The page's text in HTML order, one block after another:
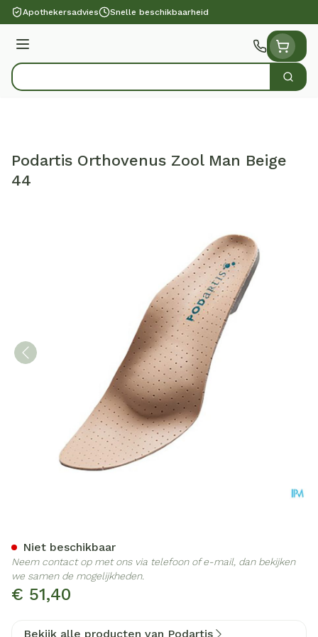
Ga naar de inhoud
Apothekersadvies Snelle beschikbaarheid
Menu
Product, merk, categorie... Zoek
Podartis Orthovenus Zool Man Beige
44
€ 51,40
Niet beschikbaar
Neem contact op met ons via telefoon of e-mail, dan bekijken
we samen de mogelijkheden.
Bekijk alle producten van Podartis